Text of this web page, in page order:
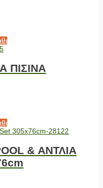
ΠΙΣΙΝΑ
& ΑΝΤΛΙΑ